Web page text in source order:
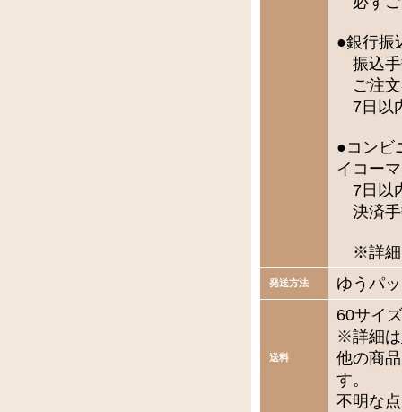
●銀行振
振込手
ご注文
7日以
●コンビ
イコー
7日以
決済手
※詳細
発送方法 ゆうパ
送料
60サイズ
※詳細は
他の商
す。
不明な